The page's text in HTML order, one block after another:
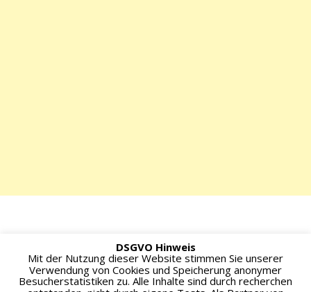
DSGVO Hinweis
Mit der Nutzung dieser Website stimmen Sie unserer
Verwendung von Cookies und Speicherung anonymer
Besucherstatistiken zu. Alle Inhalte sind durch recherchen